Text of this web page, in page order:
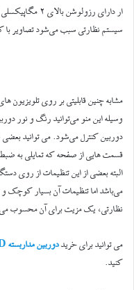
ار دارای
سیستم نظارتی سبب می‌شود تصاویر با
وسیله این منو می‌توانید رنگ و نور
دوربین کنترل می‌شود. می توانید بعضی
قسمت هایی از صفحه که تمایلی به ضبط
البته بعضی از این تنظیمات از روی
می‌باشد اما تنظیمات آن بسیار
نظارتی، یک مزیت برای آن محسوب
می توانید برای خریددوربین مداربسته AHD با رزولوشن دو مگاپیکسل F3096
کنید.